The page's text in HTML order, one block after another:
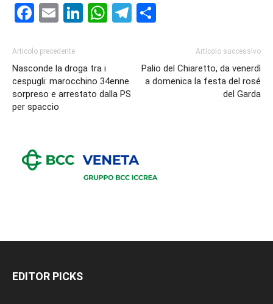
Facebook
EmailLinkedIn
WhatsApp
Telegram
Articolo precedente
Nasconde la droga tra i
cespugli: marocchino 34enne
sorpreso e arrestato dalla PS
per spaccio
Articolo successivo
Palio del Chiaretto, da venerdì
a domenica la festa del rosé
del Garda
EDITOR PICKS